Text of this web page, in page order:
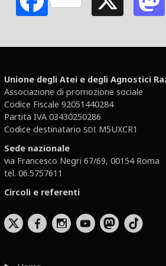
Unione degli Atei e degli Agnostici
Associazione di promozione sociale
Codice Fiscale 92051440284
Partita IVA 03430250286
Codice destinatario SDI M5UXCR1
Sede nazionale
via Francesco Negri 67/69, 00154 Roma
tel. 06.5757611
Circoli e referenti
b x r